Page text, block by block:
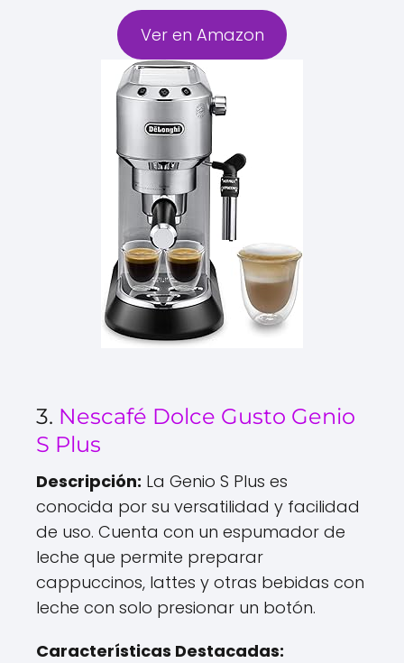
Ver en Amazon
3. Nescafé Dolce Gusto Genio
S Plus
Descripción: La Genio S Plus es
conocida por su versatilidad y facilidad
de uso. Cuenta con un espumador de
leche que permite preparar
cappuccinos, lattes y otras bebidas con
leche con solo presionar un botón.
Características Destacadas: